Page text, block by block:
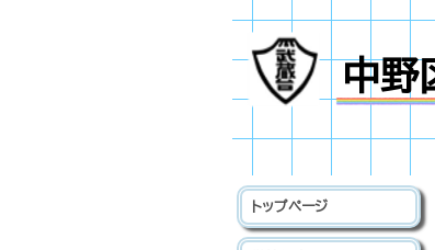
中野
トップページ